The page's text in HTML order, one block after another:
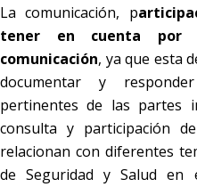
La comunicación, p
tener en cuenta por
comunicación, ya que esta
documentar y
pertinentes de las partes
consulta y participación
relacionan con diferentes
de Seguridad y Salud en